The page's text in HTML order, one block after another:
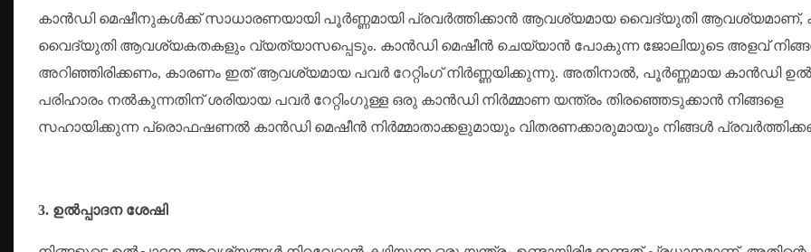
കാൻഡി മെഷീനുകൾക്ക് സാധാരണയായി പൂർണ്ണമായി പ്രവർത്തിക്കാൻ ആവശ്യമായ വൈദ്യുതി ആവശ്യമാണ്,
വൈദ്യുതി ആവശ്യകതകളും വ്യത്യാസപ്പെടും. കാൻഡി മെഷീൻ ചെയ്യാൻ പോകുന്ന ജോലിയുടെ അളവ്
അറിഞ്ഞിരിക്കണം, കാരണം ഇത് ആവശ്യമായ പവർ റേറ്റിംഗ് നിർണ്ണയിക്കുന്നു. അതിനാൽ, പൂർണ്ണമായ കാൻഡി
പരിഹാരം നൽകുന്നതിന് ശരിയായ പവർ റേറ്റിംഗുള്ള ഒരു കാൻഡി നിർമ്മാണ യന്ത്രം തിരഞ്ഞെടുക്കാൻ നിങ്ങളെ
സഹായിക്കുന്ന പ്രൊഫഷണൽ കാൻഡി മെഷീൻ നിർമ്മാതാക്കളുമായും വിതരണക്കാരുമായും നിങ്ങൾ
3. ഉൽപ്പാദന ശേഷി